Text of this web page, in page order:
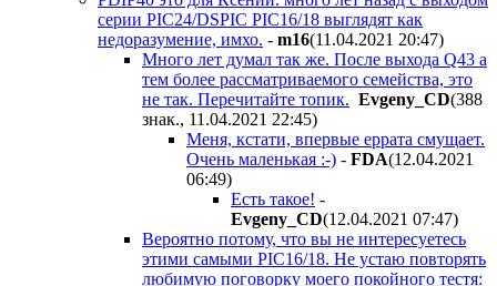
серии PIC24/DSPIC PIC16/18 выглядят как
недоразумение, имхо. - m16(11.04.2021 20:47)
Много лет думал так же. После выхода Q43 а
тем более рассматриваемого семейства, это
не так. Перечитайте топик. Evgeny_CD(388
знак., 11.04.2021 22:45)
Меня, кстати, впервые еррата смущает.
Очень маленькая :-) - FDA(12.04.2021
06:49)
Есть такое! -
Evgeny_CD(12.04.2021 07:47)
Вероятно потому, что вы не интересуетесь
этими самыми PIC16/18. Не устаю повторять
любимую поговорку моего покойного тестя: